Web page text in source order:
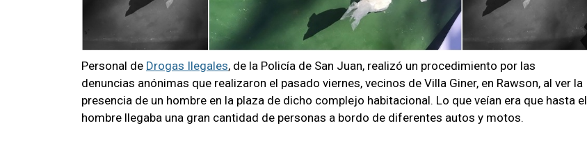
Personal de Drogas Ilegales, de la Policía de San Juan, realizó un procedimiento por las
denuncias anónimas que realizaron el pasado viernes, vecinos de Villa Giner, en Rawson, al ver la
presencia de un hombre en la plaza de dicho complejo habitacional. Lo que veían era que hasta el
hombre llegaba una gran cantidad de personas a bordo de diferentes autos y motos.